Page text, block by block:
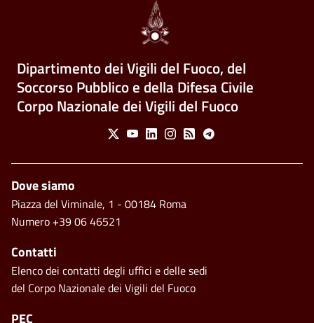
Dipartimento dei Vigili del Fuoco, del
Soccorso Pubblico e della Difesa Civile
Corpo Nazionale dei Vigili del Fuoco
Social Menu
X YoutubeLinkedinInstagram
Feed Telegram
Footer
Dove siamo
Piazza del Viminale, 1 - 00184 Roma
Numero +39 06 46521
Contatti
Elenco dei contatti degli uffici e delle sedi
del Corpo Nazionale dei Vigili del Fuoco
PEC